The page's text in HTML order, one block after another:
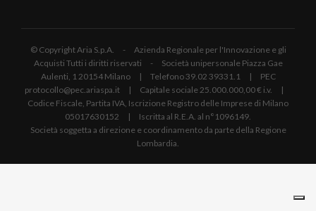
© Copyright Aria S.p.A. - Azienda Regionale per l'Innovazione e gli
Acquisti Tutti i diritti riservati - Società unipersonale Piazza Gae
Aulenti, 1 20154 Milano | Telefono 39.02 39331.1 | PEC
protocollo@pec.ariaspa.it | Capitale sociale 25.000.000,00 € i.v. |
Codice Fiscale, Partita IVA, Iscrizione Registro delle Imprese di Milano
05017630152 | Iscritta al R.E.A. al n°1096149.
Società soggetta a direzione e coordinamento da parte della Regione
Lombardia.